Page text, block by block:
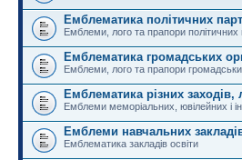
Емблематика політичних
Емблеми, лого та прапори політичних
Емблематика громадських
Емблеми, лого та прапори
Емблематика різних заходів,
Емблеми меморіальних, ювілейних і
Емблеми навчальних
Емблематика закладів освіти